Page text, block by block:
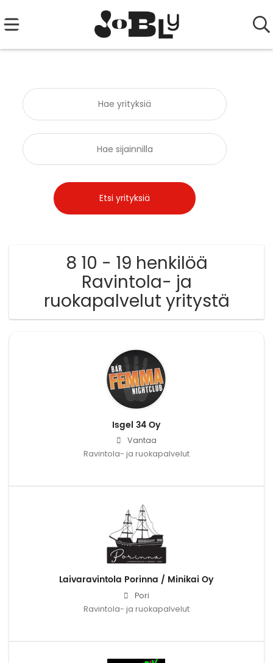
8 10 - 19 henkilöä
Ravintola- ja
ruokapalvelut yritystä
Isgel 34 Oy
Vantaa
Ravintola- ja ruokapalvelut
Laivaravintola Porinna / Minikai Oy
Pori
Ravintola- ja ruokapalvelut